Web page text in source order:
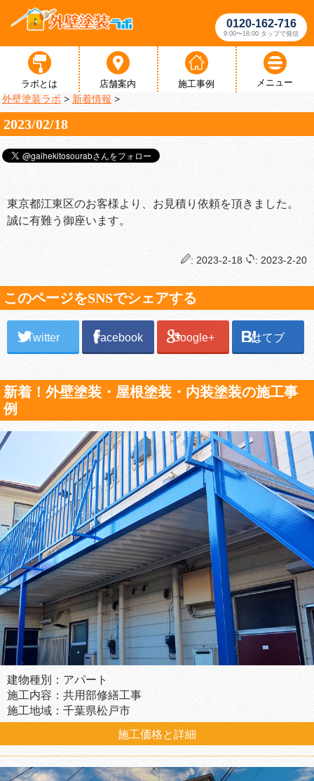
0120-162-716
9:00〜18:00 タップで発信
ラボとは 店舗案内 施工事例 メニュー
外壁塗装ラボ > 新着情報 >
2023/02/18
東京都江東区のお客様より、お見積り依頼を頂きました。
誠に有難う御座います。
: 2023-2-18 : 2023-2-20
このページをSNSでシェアする
Twitter Facebook Google+ はてブ
新着！外壁塗装・屋根塗装・内装塗装の施工事
例
建物種別：アパート
施工内容：共用部修繕工事
施工地域：千葉県松戸市
施工価格と詳細